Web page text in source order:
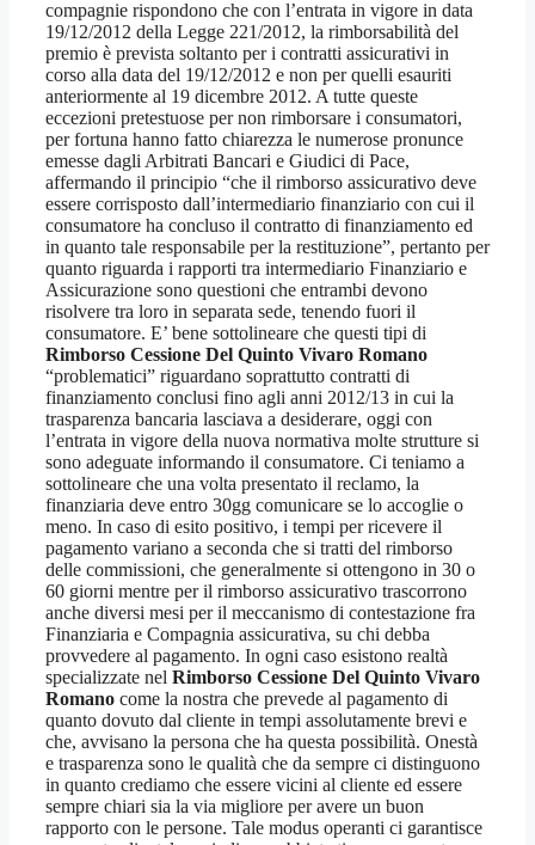
compagnie rispondono che con l’entrata in vigore in data
19/12/2012 della Legge 221/2012, la rimborsabilità del
premio è prevista soltanto per i contratti assicurativi in
corso alla data del 19/12/2012 e non per quelli esauriti
anteriormente al 19 dicembre 2012. A tutte queste
eccezioni pretestuose per non rimborsare i consumatori,
per fortuna hanno fatto chiarezza le numerose pronunce
emesse dagli Arbitrati Bancari e Giudici di Pace,
affermando il principio “che il rimborso assicurativo deve
essere corrisposto dall’intermediario finanziario con cui il
consumatore ha concluso il contratto di finanziamento ed
in quanto tale responsabile per la restituzione”, pertanto per
quanto riguarda i rapporti tra intermediario Finanziario e
Assicurazione sono questioni che entrambi devono
risolvere tra loro in separata sede, tenendo fuori il
consumatore. E’ bene sottolineare che questi tipi di
Rimborso Cessione Del Quinto Vivaro Romano
“problematici” riguardano soprattutto contratti di
finanziamento conclusi fino agli anni 2012/13 in cui la
trasparenza bancaria lasciava a desiderare, oggi con
l’entrata in vigore della nuova normativa molte strutture si
sono adeguate informando il consumatore. Ci teniamo a
sottolineare che una volta presentato il reclamo, la
finanziaria deve entro 30gg comunicare se lo accoglie o
meno. In caso di esito positivo, i tempi per ricevere il
pagamento variano a seconda che si tratti del rimborso
delle commissioni, che generalmente si ottengono in 30 o
60 giorni mentre per il rimborso assicurativo trascorrono
anche diversi mesi per il meccanismo di contestazione fra
Finanziaria e Compagnia assicurativa, su chi debba
provvedere al pagamento. In ogni caso esistono realtà
specializzate nel Rimborso Cessione Del Quinto Vivaro
Romano come la nostra che prevede al pagamento di
quanto dovuto dal cliente in tempi assolutamente brevi e
che, avvisano la persona che ha questa possibilità. Onestà
e trasparenza sono le qualità che da sempre ci distinguono
in quanto crediamo che essere vicini al cliente ed essere
sempre chiari sia la via migliore per avere un buon
rapporto con le persone. Tale modus operanti ci garantisce